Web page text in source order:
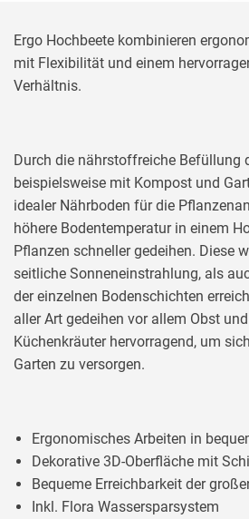
Ergo Hochbeete kombinieren
mit Flexibilität und einem
Verhältnis.
Durch die nährstoffreiche Befüllung
beispielsweise mit Kompost und
idealer Nährboden für die
höhere Bodentemperatur in einem
Pflanzen schneller gedeihen. Diese
seitliche Sonneneinstrahlung, als
der einzelnen Bodenschichten
aller Art gedeihen vor allem Obst
Küchenkräuter hervorragend, um
Garten zu versorgen.
Ergonomisches Arbeiten in
Dekorative 3D-Oberfläche mit
Bequeme Erreichbarkeit der
Inkl. Flora Wassersparsystem